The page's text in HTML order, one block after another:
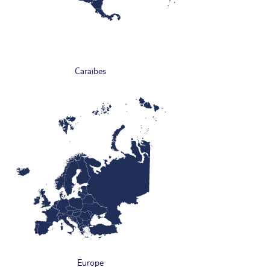
Caraïbes
Europe